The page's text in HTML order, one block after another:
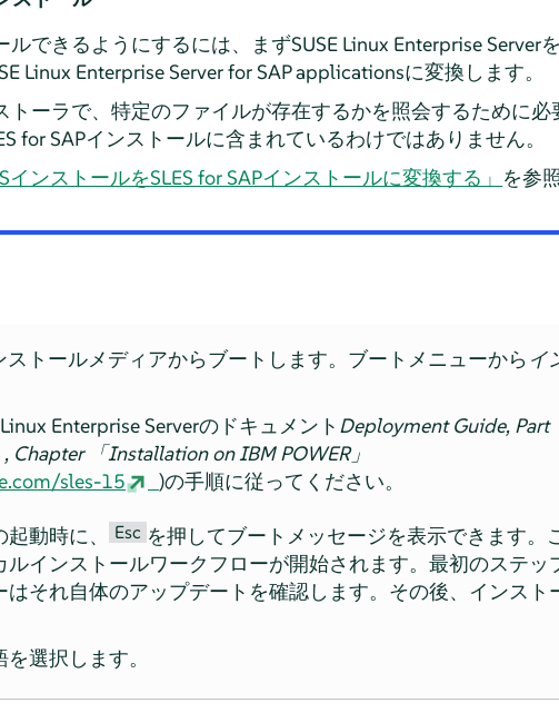
できるようにするには、まずSUSE Linux Enterprise Server
Linux Enterprise Server for SAP applicationsに変換します。
トーラで、特定のファイルが存在するかを照会するために必
for SAPインストールに含まれているわけではありません。
インストールをSLES for SAPインストールに変換する」 を参
トールメディアからブートします。ブートメニューから イ
Enterprise Serverのドキュメント Deployment Guide, Part
, Chapter 「Installation on IBM POWER」
sles-15 )の手順に従ってください。
動時に、 Esc を押してブートメッセージを表示できます。
インストールワークフローが開始されます。最初のステッ
はそれ自体のアップデートを確認します。その後、インスト
選択します。